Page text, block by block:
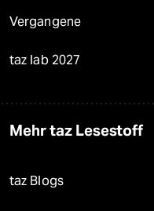
Vergangene
taz lab 2027
Mehr taz Lesestoff
taz Blogs